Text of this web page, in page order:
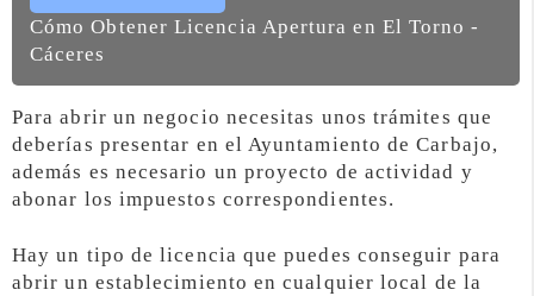
Cómo Obtener Licencia Apertura en El Torno -
Cáceres
Para abrir un negocio necesitas unos trámites que
deberías presentar en el Ayuntamiento de Carbajo,
además es necesario un proyecto de actividad y
abonar los impuestos correspondientes.
Hay un tipo de licencia que puedes conseguir para
abrir un establecimiento en cualquier local de la